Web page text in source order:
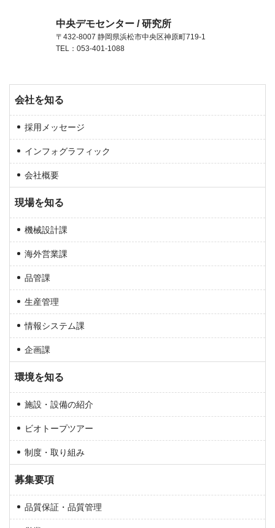
中央デモセンター / 研究所
〒432-8007 静岡県浜松市中央区神原町719-1
TEL：053-401-1088
会社を知る
採用メッセージ
インフォグラフィック
会社概要
現場を知る
機械設計課
海外営業課
品管課
生産管理
情報システム課
企画課
環境を知る
施設・設備の紹介
ビオトープツアー
制度・取り組み
募集要項
品質保証・品質管理